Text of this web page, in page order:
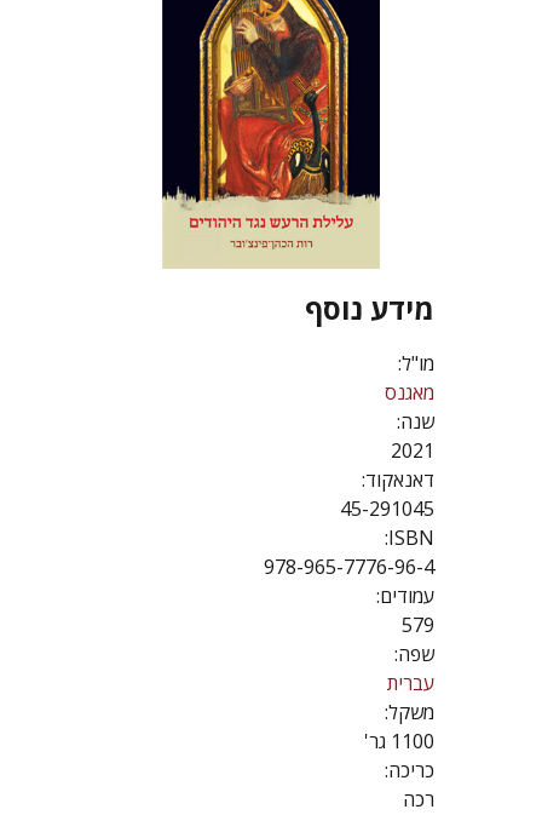
מידע נוסף
מו"ל:
מאגנס
שנה:
2021
דאנאקוד:
45-291045
ISBN:
978-965-7776-96-4
עמודים:
579
שפה:
עברית
משקל:
1100 גר'
כריכה:
רכה